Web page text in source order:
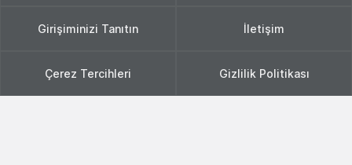
Girişiminizi Tanıtın İletişim
Çerez Tercihleri Gizlilik Politikası